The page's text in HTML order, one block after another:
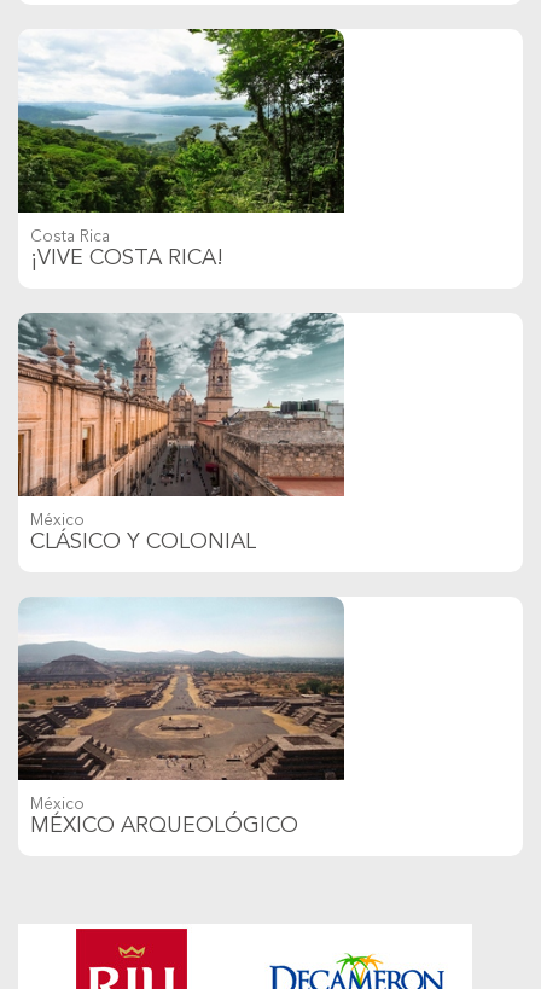
Costa Rica
¡VIVE COSTA RICA!
México
CLÁSICO Y COLONIAL
México
MÉXICO ARQUEOLÓGICO